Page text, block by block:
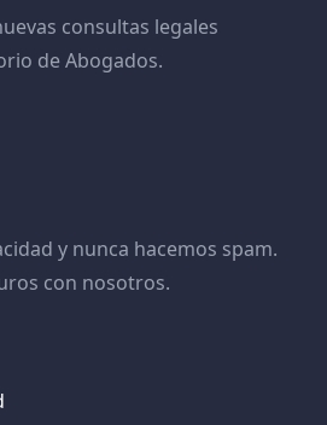
consultas legales
de Abogados.
y nunca hacemos spam.
con nosotros.